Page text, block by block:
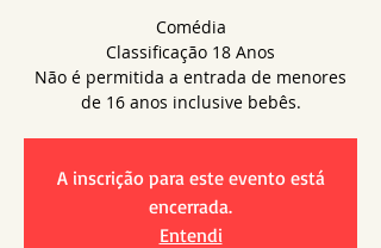
Comédia
Classificação 18 Anos
Não é permitida a entrada de menores
A inscrição para este evento está
encerrada.
Entendi